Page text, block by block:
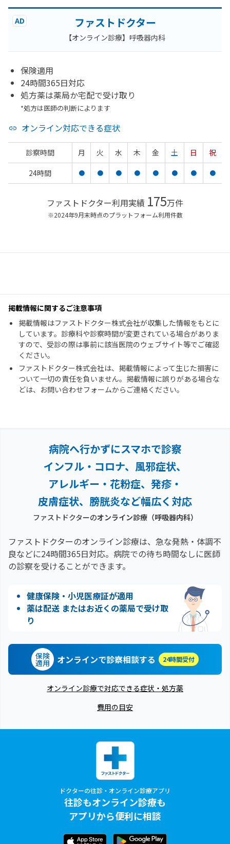
AD ファストドクター
【オンライン診療】呼吸器内科
保険適用
24時間365日対応
処方薬は薬局か宅配で受け取り
*処方は医師の判断によります
オンライン対応できる症状
診察時間 月 火 水 木 金 土 日
祝
24時間
● ● ● ● ● ● ● ●
ファストドクター利用実績 175万件
※2024年9月末時点のプラットフォーム利用件数
掲載情報に関するご注意事項
掲載情報はファストドクター株式会社が収集した情報をもとに
しています。診療科や診察時間が変更されている場合がありま
すので、受診の際は事前に該当医院のウェブサイト等でご確認
ください。
ファストドクター株式会社は、掲載情報によって生じた損害に
ついて一切の責任を負いません。掲載情報に誤りがある場合な
どは、お問い合わせフォームからご連絡ください。
病院へ行かずにスマホで診察
インフル・コロナ、風邪症状、
アレルギー・花粉症、 発疹・
皮膚症状、膀胱炎など幅広く対応
ファストドクターのオンライン診療（呼吸器内科）
ファストドクターのオンライン診療は、急な発熱・体調不
良などに24時間365日対応。 病院での待ち時間なしに医師
の診察を受けることができます。
健康保険・小児医療証が適用
薬は配送 またはお近くの薬局で受け取
り
保険
適用 オンラインで診察相談する 24時間受付
オンライン診療で対応できる症状・処方薬
費用の目安
ドクターの往診・オンライン診療アプリ
往診もオンライン診療も
アプリから便利に相談